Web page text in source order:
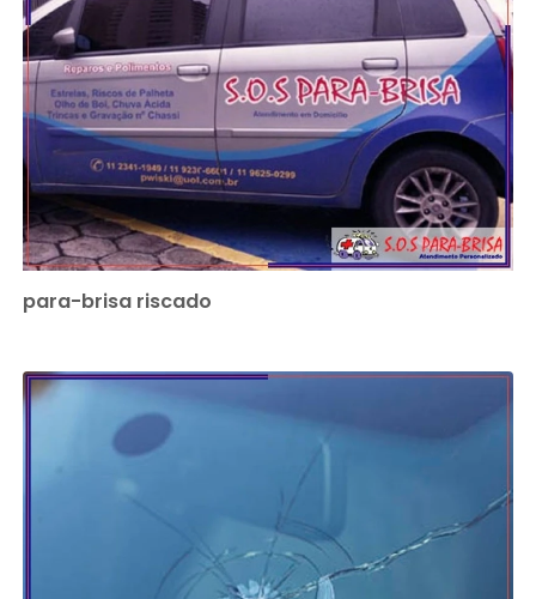
para-brisa riscado